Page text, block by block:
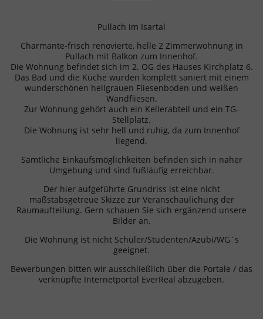
Pullach im Isartal
Charmante-frisch renovierte, helle 2 Zimmerwohnung in
Pullach mit Balkon zum Innenhof.
Die Wohnung befindet sich im 2. OG des Hauses Kirchplatz 6.
Das Bad und die Küche wurden komplett saniert mit einem
wunderschönen hellgrauen Fliesenboden und weißen
Wandfliesen.
Zur Wohnung gehört auch ein Kellerabteil und ein TG-
Stellplatz.
Die Wohnung ist sehr hell und ruhig, da zum Innenhof
liegend.
Sämtliche Einkaufsmöglichkeiten befinden sich in naher
Umgebung und sind fußläufig erreichbar.
Der hier aufgeführte Grundriss ist eine nicht
maßstabsgetreue Skizze zur Veranschaulichung der
Raumaufteilung. Gern schauen Sie sich ergänzend unsere
Bilder an.
Die Wohnung ist nicht Schüler/Studenten/Azubi/WG`s
geeignet.
Bewerbungen bitten wir ausschließlich über die Portale / das
verknüpfte Internetportal EverReal abzugeben.